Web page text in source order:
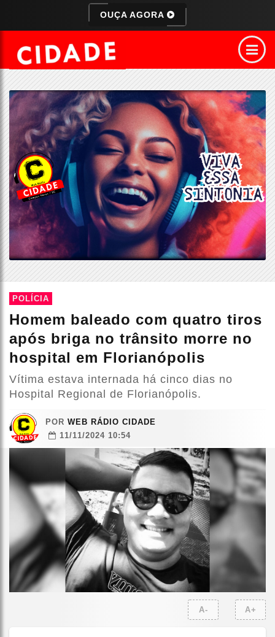
OUÇA AGORA
POLÍCIA
Homem baleado com quatro tiros
após briga no trânsito morre no
hospital em Florianópolis
Vítima estava internada há cinco dias no
Hospital Regional de Florianópolis.
POR WEB RÁDIO CIDADE
11/11/2024 10:54
A- A+